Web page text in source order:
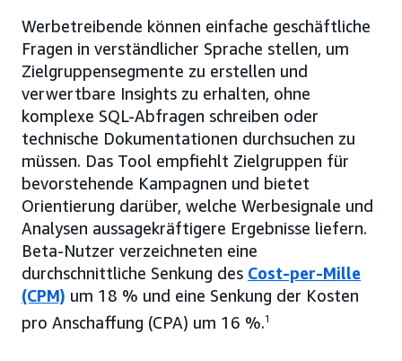
Werbetreibende können einfache geschäftliche
Fragen in verständlicher Sprache stellen, um
Zielgruppensegmente zu erstellen und
verwertbare Insights zu erhalten, ohne
komplexe SQL-Abfragen schreiben oder
technische Dokumentationen durchsuchen zu
müssen. Das Tool empfiehlt Zielgruppen für
bevorstehende Kampagnen und bietet
Orientierung darüber, welche Werbesignale und
Analysen aussagekräftigere Ergebnisse liefern.
Beta-Nutzer verzeichneten eine
durchschnittliche Senkung des Cost-per-Mille
(CPM) um 18 % und eine Senkung der Kosten
pro Anschaffung (CPA) um 16 %.1